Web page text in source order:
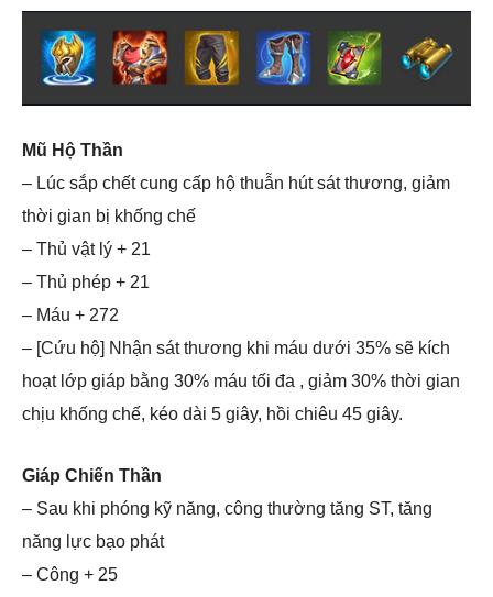
Mũ Hộ Thần
– Lúc sắp chết cung cấp hộ thuẫn hút sát thương, giảm
thời gian bị khống chế
– Thủ vật lý + 21
– Thủ phép + 21
– Máu + 272
– [Cứu hộ] Nhận sát thương khi máu dưới 35% sẽ kích
hoạt lớp giáp bằng 30% máu tối đa , giảm 30% thời gian
chịu khống chế, kéo dài 5 giây, hồi chiêu 45 giây.
Giáp Chiến Thần
– Sau khi phóng kỹ năng, công thường tăng ST, tăng
năng lực bạo phát
– Công + 25